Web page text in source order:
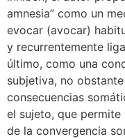
amnesia” como un
evocar (avocar)
y recurrentemente
último, como una
subjetiva, no
consecuencias
el sujeto, que
de la convergencia